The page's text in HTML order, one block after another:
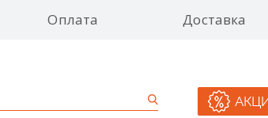
Оплата Доставка